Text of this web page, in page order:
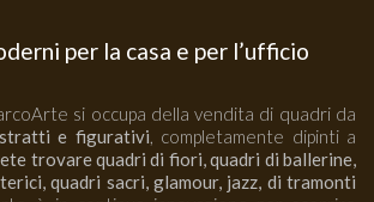
per la casa e per l’ufficio
si occupa della vendita di quadri da
e figurativi, completamente dipinti a
trovare quadri di fiori, quadri di ballerine,
quadri sacri, glamour, jazz, di tramonti